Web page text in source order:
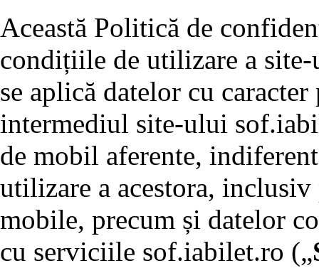
Această Politică de
condițiile de utilizare a
se aplică datelor cu
intermediul site-ului
de mobil aferente,
utilizare a acestora,
mobile, precum și datelor
cu serviciile sof.iabilet.ro („